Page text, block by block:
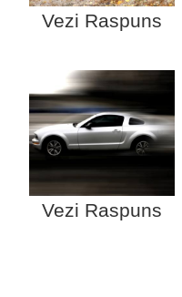
Vezi Raspuns
Vezi Raspuns